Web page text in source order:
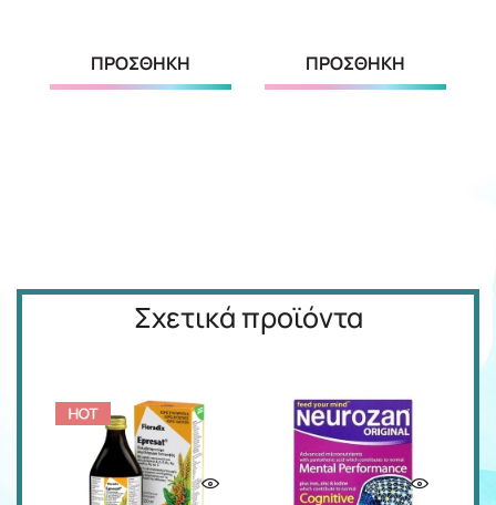
ΠΡΟΣΘΗΚΗ ΠΡΟΣΘΗΚΗ
Σχετικά προϊόντα